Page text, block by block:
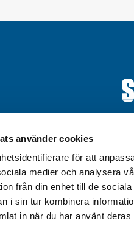
använder cookies
för att
medier och analysera
från din enhet till de
i sin tur kombinera
in när du har använt deras
0928-